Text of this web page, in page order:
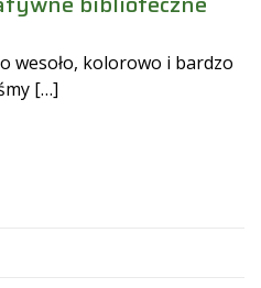
wesoło, kolorowo i bardzo
[…]